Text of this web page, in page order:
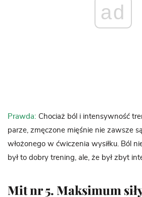
ad
Prawda: Chociaż ból i intensywność
parze, zmęczone mięśnie nie zawsze
włożonego w ćwiczenia wysiłku. Ból
był to dobry trening, ale, że był zbyt
Mit nr 5. Maksimum